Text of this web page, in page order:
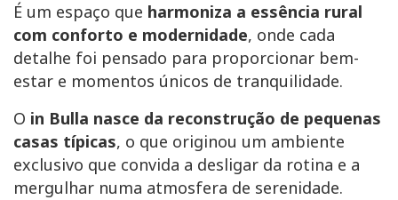
É um espaço que harmoniza a essência rural
com conforto e modernidade, onde cada
detalhe foi pensado para proporcionar bem-
estar e momentos únicos de tranquilidade.
O in Bulla nasce da reconstrução de pequenas
casas típicas, o que originou um ambiente
exclusivo que convida a desligar da rotina e a
mergulhar numa atmosfera de serenidade.